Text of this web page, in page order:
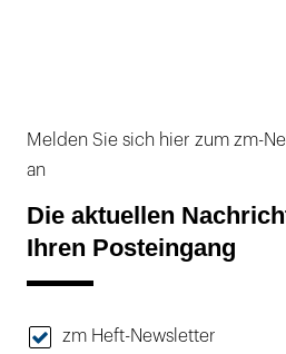
Melden Sie sich hier zum zm-
an
Die aktuellen
Ihren Posteingang
zm Heft-Newsletter